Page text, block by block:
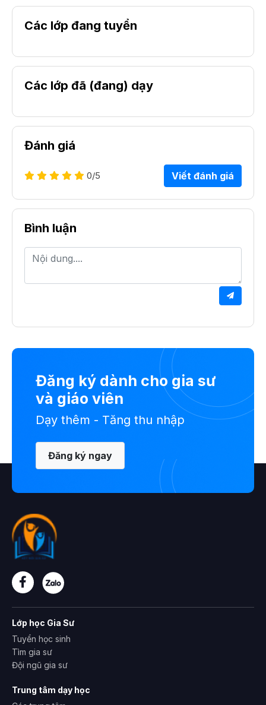
Các lớp đang tuyển
Các lớp đã (đang) dạy
Đánh giá
0/5 Viết đánh giá
Bình luận
Đăng ký dành cho gia sư
và giáo viên
Dạy thêm - Tăng thu nhập
Đăng ký ngay
Lớp học Gia Sư
Tuyển học sinh
Tìm gia sư
Đội ngũ gia sư
Trung tâm dạy học